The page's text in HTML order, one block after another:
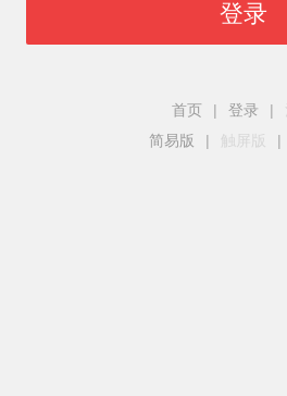
登录
首页 | 登录 |
简易版
| 触屏版 |